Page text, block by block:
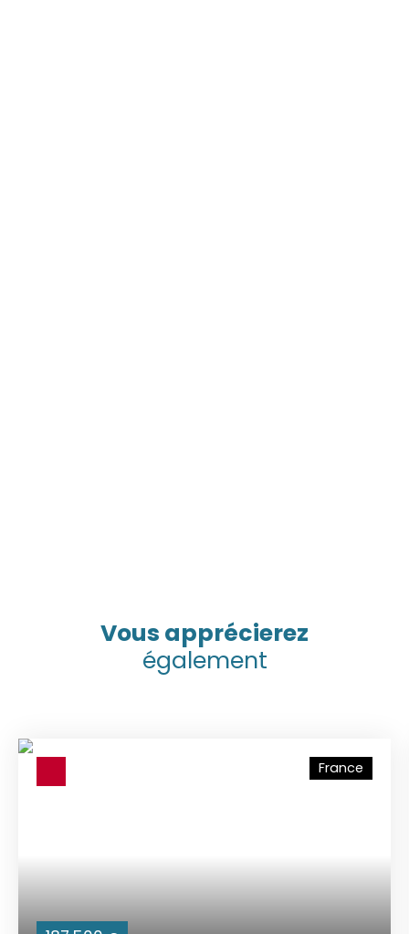
Vous apprécierez
également
France